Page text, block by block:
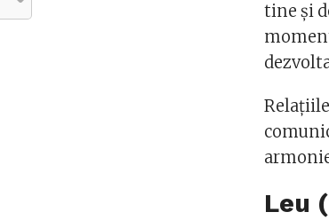
tine și
Leu